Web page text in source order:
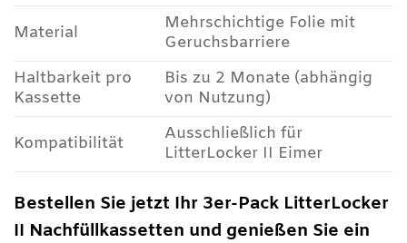
Material
Mehrschichtige Folie mit
Geruchsbarriere
Haltbarkeit pro
Kassette
Bis zu 2 Monate (abhängig
von Nutzung)
Kompatibilität
Ausschließlich für
LitterLocker II Eimer
Bestellen Sie jetzt Ihr 3er-Pack LitterLocker
II Nachfüllkassetten und genießen Sie ein